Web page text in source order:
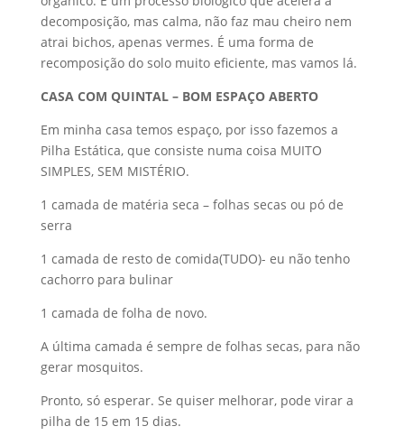
decomposição, mas calma, não faz mau cheiro nem
atrai bichos, apenas vermes. É uma forma de
recomposição do solo muito eficiente, mas vamos lá.
CASA COM QUINTAL – BOM ESPAÇO ABERTO
Em minha casa temos espaço, por isso fazemos a
Pilha Estática, que consiste numa coisa MUITO
SIMPLES, SEM MISTÉRIO.
1 camada de matéria seca – folhas secas ou pó de
serra
1 camada de resto de comida(TUDO)- eu não tenho
cachorro para bulinar
1 camada de folha de novo.
A última camada é sempre de folhas secas, para não
gerar mosquitos.
Pronto, só esperar. Se quiser melhorar, pode virar a
pilha de 15 em 15 dias.